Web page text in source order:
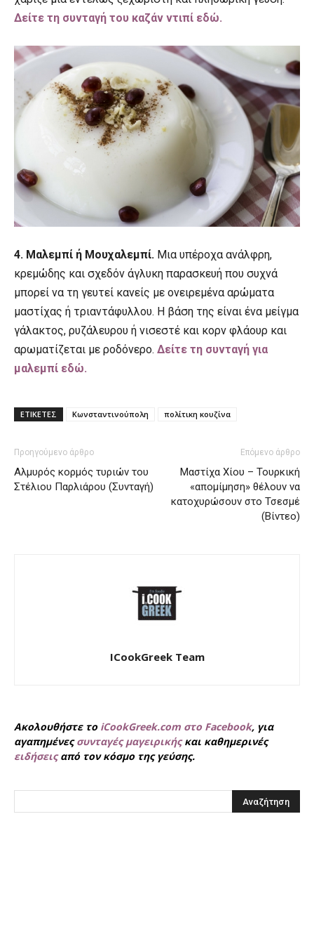
Δείτε τη συνταγή του καζάν ντιπί εδώ.
4. Μαλεμπί ή Μουχαλεμπί. Μια υπέροχα ανάλφρη,
κρεμώδης και σχεδόν άγλυκη παρασκευή που συχνά
μπορεί να τη γευτεί κανείς με ονειρεμένα αρώματα
μαστίχας ή τριαντάφυλλου. Η βάση της είναι ένα μείγμα
γάλακτος, ρυζάλευρου ή νισεστέ και κορν φλάουρ και
αρωματίζεται με ροδόνερο. Δείτε τη συνταγή για
μαλεμπί εδώ.
ΕΤΙΚΕΤΕΣ Κωνσταντινούπολη πολίτικη κουζίνα
Προηγούμενο άρθρο
Αλμυρός κορμός τυριών του
Στέλιου Παρλιάρου (Συνταγή)
Επόμενο άρθρο
Μαστίχα Χίου – Τουρκική
«απομίμηση» θέλουν να
κατοχυρώσουν στο Τσεσμέ
(Βίντεο)
ICookGreek Team
Ακολουθήστε το iCookGreek.com στο Facebook, για
αγαπημένεςσυνταγές μαγειρικήςκαι καθημερινές
ειδήσειςαπό τον κόσμο της γεύσης.